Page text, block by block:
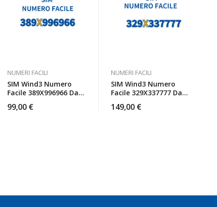
NUMERI FACILI
SIM Wind3 Numero
Facile 389X996966 Da
99,00 €
NUMERI FACILI
SIM Wind3 Numero
Facile 329X337777 Da
149,00 €